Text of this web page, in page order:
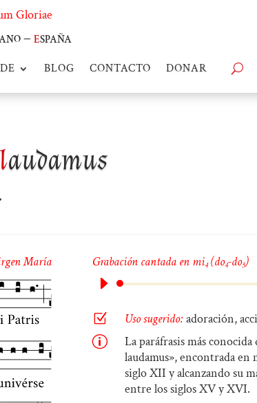
–españa
BLOG CONTACTO DONAR
laudamus
María Grabación cantada en mi4(do4-do5)
audio
Z Uso sugerido:adoración,
p
La paráfrasis más
laudamus», encontrada en
siglo XII y alcanzando su
entre los siglos XV y XVI.